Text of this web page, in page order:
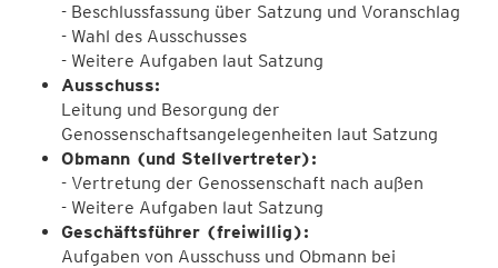
- Beschlussfassung über Satzung und Voranschlag
- Wahl des Ausschusses
- Weitere Aufgaben laut Satzung
Ausschuss:
Leitung und Besorgung der
Genossenschaftsangelegenheiten laut Satzung
Obmann (und Stellvertreter):
- Vertretung der Genossenschaft nach außen
- Weitere Aufgaben laut Satzung
Geschäftsführer (freiwillig):
Aufgaben von Ausschuss und Obmann bei